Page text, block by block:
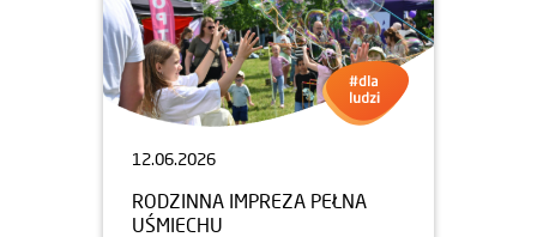
12.06.2026
RODZINNA IMPREZA PEŁNA
UŚMIECHU